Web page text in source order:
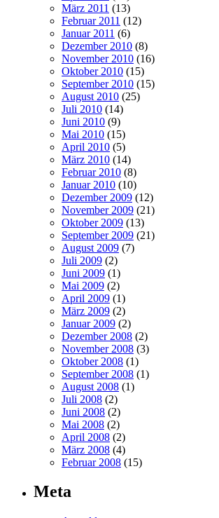
März 2011 (13)
Februar 2011 (12)
Januar 2011 (6)
Dezember 2010 (8)
November 2010 (16)
Oktober 2010 (15)
September 2010 (15)
August 2010 (25)
Juli 2010 (14)
Juni 2010 (9)
Mai 2010 (15)
April 2010 (5)
März 2010 (14)
Februar 2010 (8)
Januar 2010 (10)
Dezember 2009 (12)
November 2009 (21)
Oktober 2009 (13)
September 2009 (21)
August 2009 (7)
Juli 2009 (2)
Juni 2009 (1)
Mai 2009 (2)
April 2009 (1)
März 2009 (2)
Januar 2009 (2)
Dezember 2008 (2)
November 2008 (3)
Oktober 2008 (1)
September 2008 (1)
August 2008 (1)
Juli 2008 (2)
Juni 2008 (2)
Mai 2008 (2)
April 2008 (2)
März 2008 (4)
Februar 2008 (15)
Meta